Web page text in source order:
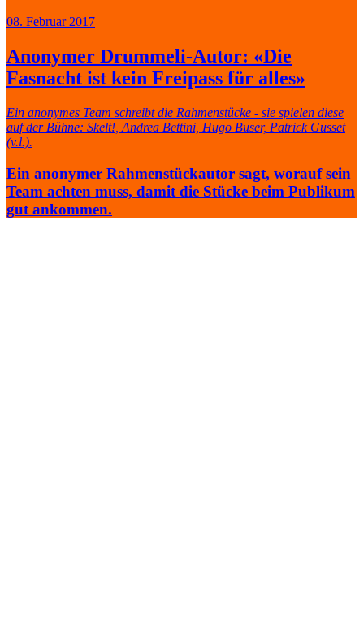
08. Februar 2017
Anonymer Drummeli-Autor: «Die
Fasnacht ist kein Freipass für alles»
Ein anonymes Team schreibt die Rahmenstücke - sie spielen diese
auf der Bühne: Skelt!, Andrea Bettini, Hugo Buser, Patrick Gusset
(v.l.).
Ein anonymer Rahmenstückautor sagt, worauf sein
Team achten muss, damit die Stücke beim Publikum
gut ankommen.